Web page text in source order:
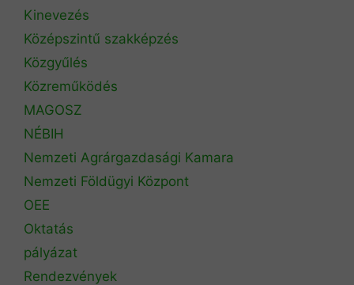
Kinevezés
Középszintű szakképzés
Közgyűlés
Közreműködés
MAGOSZ
NÉBIH
Nemzeti Agrárgazdasági Kamara
Nemzeti Földügyi Központ
OEE
Oktatás
pályázat
Rendezvények